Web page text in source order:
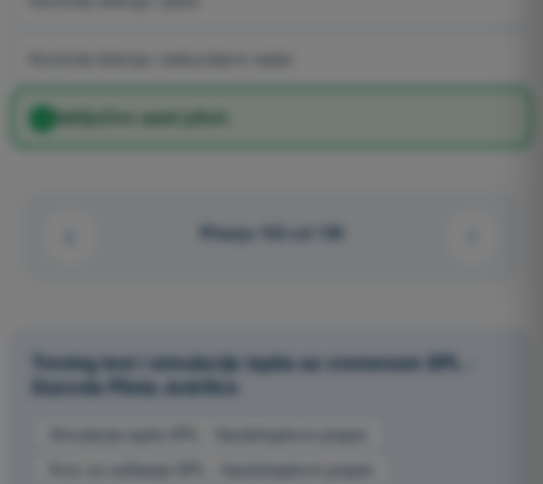
Isključivo sami piloti.
Pitanje 103 od 150
Trening test i simulacije ispita sa vremenom SPL -
Dozvola Pilota Jedrilice
Simulacija ispita SPL - Vazduhoplovni propisi
Kviz za vežbanje SPL - Vazduhoplovni propisi